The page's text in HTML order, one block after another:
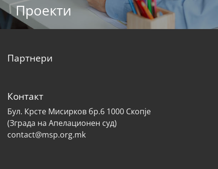
Проекти
Партнери
Контакт
Бул. Крсте Мисирков бр.6 1000 Скопје
(Зграда на Апелационен суд)
contact@msp.org.mk